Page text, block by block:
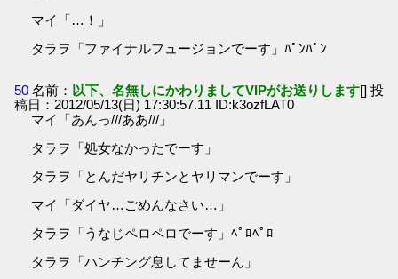
マイ「…！」
タラヲ「ファイナルフュージョンでーす」ﾊﾟﾝﾊﾟﾝ
50 名前： 以下、名無しにかわりましてVIPがお送りします[] 投
稿日：2012/05/13(日) 17:30:57.11 ID:k3ozfLAT0
マイ「あんっ///ああ///」
タラヲ「処女なかったでーす」
タラヲ「とんだヤリチンとヤリマンでーす」
マイ「ダイヤ…ごめんなさい…」
タラヲ「うなじペロペロでーす」ﾍﾟﾛﾍﾟﾛ
タラヲ「ハンチング息してませーん」